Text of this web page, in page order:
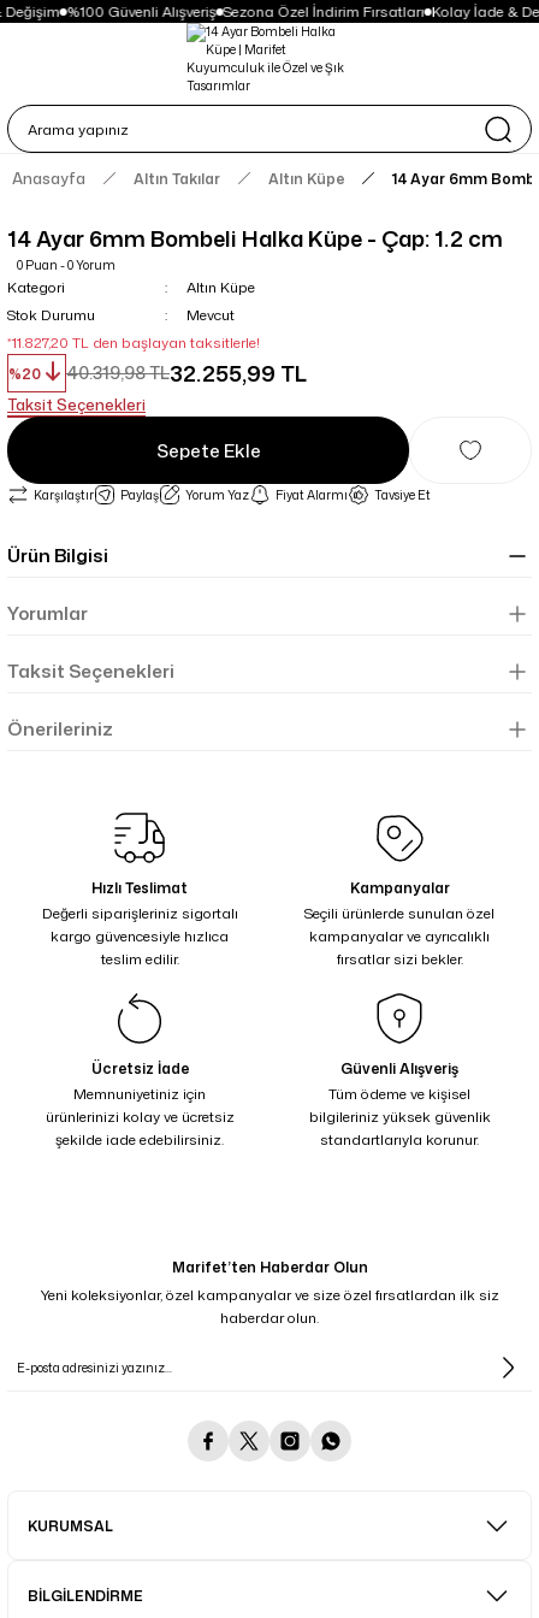
%100 Güvenli Alışveriş Sezona Özel İndirim Fırsatları Kolay İade &
Anasayfa Altın Takılar Altın Küpe 14 Ayar 6mm
14 Ayar 6mm Bombeli Halka Küpe - Çap: 1.2 cm
0 Puan - 0 Yorum
Kategori
Altın Küpe
Stok Durumu
Mevcut
*11.827,20 TL den başlayan taksitlerle!
%20
40.319,98 TL32.255,99 TL
Taksit Seçenekleri
Sepete Ekle
Karşılaştır Paylaş Yorum Yaz Fiyat Alarmı Tavsiye Et
Ürün Bilgisi
Yorumlar
Taksit Seçenekleri
Önerileriniz
Hızlı Teslimat
Değerli siparişleriniz sigortalı
kargo güvencesiyle hızlıca
teslim edilir.
Kampanyalar
Seçili ürünlerde sunulan özel
kampanyalar ve ayrıcalıklı
fırsatlar sizi bekler.
Ücretsiz İade
Memnuniyetiniz için
ürünlerinizi kolay ve ücretsiz
şekilde iade edebilirsiniz.
Güvenli Alışveriş
Tüm ödeme ve kişisel
bilgileriniz yüksek güvenlik
standartlarıyla korunur.
Marifet’ten Haberdar Olun
Yeni koleksiyonlar, özel kampanyalar ve size özel fırsatlardan ilk siz
haberdar olun.
KURUMSAL
BİLGİLENDİRME